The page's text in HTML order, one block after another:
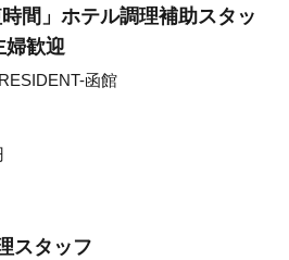
間」ホテル調理補助スタッ
婦歓迎
函館
スタッフ